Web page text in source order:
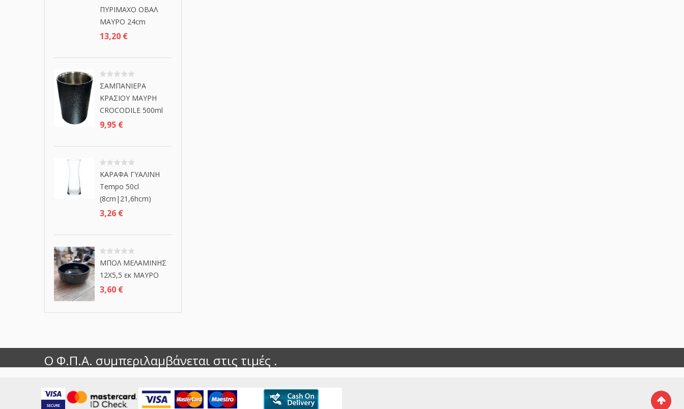
ΠΥΡΙΜΑΧΟ ΟΒΑΛ
ΜΑΥΡΟ 24cm
13,20 €
ΣΑΜΠΑΝΙΕΡΑ
ΚΡΑΣΙΟΥ ΜΑΥΡΗ
CROCODILE 500ml
9,95 €
ΚΑΡΑΦΑ ΓΥΑΛΙΝΗ
Τempo 50cl
(8cm|21,6hcm)
3,26 €
ΜΠΟΛ ΜΕΛΑΜΙΝΗΣ
12Χ5,5 εκ ΜΑΥΡΟ
3,60 €
Ο Φ.Π.Α. συμπεριλαμβάνεται στις τιμές .